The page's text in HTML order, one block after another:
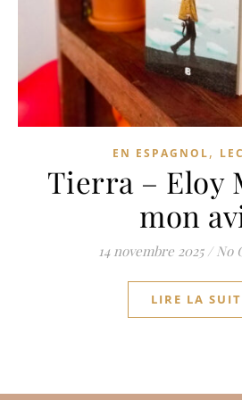
EN ESPAGNOL,
Tierra – Eloy
mon
14 novembre 2025 / No
LIRE LA